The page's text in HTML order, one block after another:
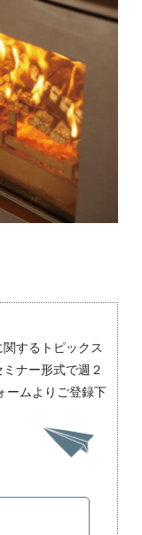
するトピックス
ナー形式で週２
ームよりご登録下